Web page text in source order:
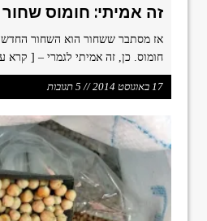
זה אמיתי: חומוס שחור
אז מסתבר ששחור הוא השחור החדש,
חומוס. כן, זה אמיתי לגמרי – [ קרא
17 באוגוסט 2014 // 5 תגובות